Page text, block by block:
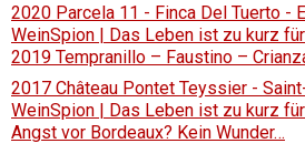
2020 Parcela 11 - Finca Del Tuerto -
WeinSpion | Das Leben ist zu kurz
2019 Tempranillo – Faustino –
2017 Château Pontet Teyssier -
WeinSpion | Das Leben ist zu kurz
Angst vor Bordeaux? Kein Wunder…